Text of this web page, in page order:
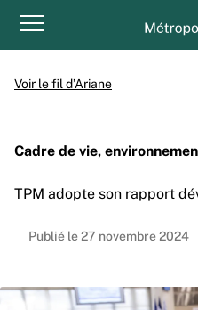
Menu principal
Voir le fil d’Ariane
Cadre de vie,
TPM adopte son rapport
Publié le 27 novembre 2024